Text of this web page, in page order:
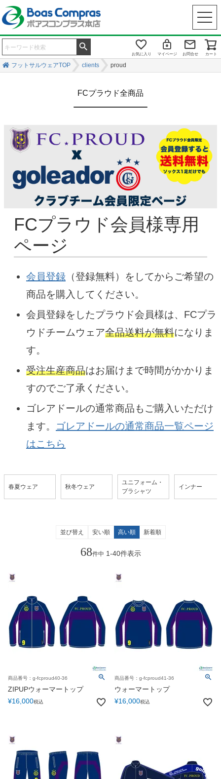
お気に入り マイページ お問合せ カート
フットサルウェアTOP clients proud
FCプラウド全商品
FCプラウド会員様専用
ページ
会員登録 （登録無料）をしてからご希望の
商品を購入してください。
会員登録をしたプラウド会員様は、FCプラ
ウドチームウェア全品送料が無料になりま
す。
受注生産商品はお届けまで時間がかかりま
すのでご了承ください。
ゴレアドールの通常商品もご購入いただけ
ます。
ゴレアドールの通常商品一覧ページ
はこちら
春夏ウェア 秋冬ウェア
ユニフォーム・
プラシャツ
インナー
並び替え 安い順 高い順 新着順
68件中 1-40件表示
商品番号：g-fcproud40-36
ZIPUPウォーマートップ
¥16,000税込
商品番号：g-fcproud41-36
ウォーマートップ
¥16,000税込